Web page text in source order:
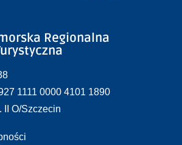
Regionalna
1111 0000 4101 1890
II O/Szczecin